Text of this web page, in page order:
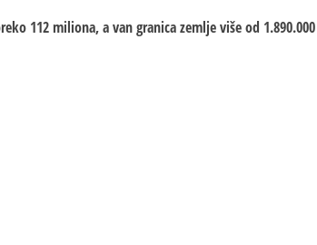
112 miliona, a van granica zemlje više od 1.890.000